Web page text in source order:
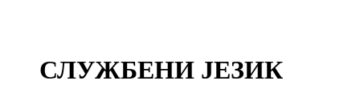
СЛУЖБЕНИ ЈЕЗИК